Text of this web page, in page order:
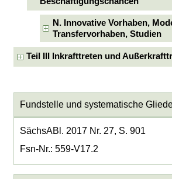
N. Innovative Vorhaben,
Transfervorhaben, Studien
Teil III Inkrafttreten und
Fundstelle und systematische
SächsABl. 2017 Nr. 27, S. 901
Fsn-Nr.: 559-V17.2